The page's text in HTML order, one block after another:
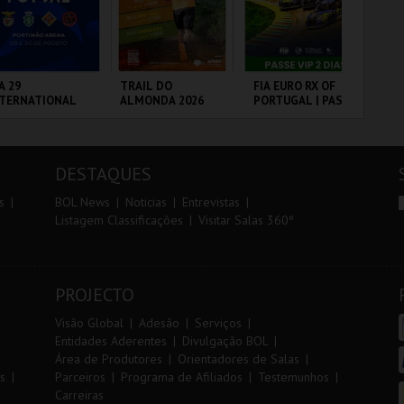
r
o
i
t
29
VS PALMAARENA
MAIS INFO
TRAIL DO
ALMONDA 2026
SERRA DE AIRE
MAIS INFO
FIA EURO RX OF
PORTUGAL | PASSE
CIRCUITO DE
VS
DESTAQUES
BOL News Noticias
Entrevistas
Listagem Classificações
Visitar Salas 360º
PROJECTO
Visão Global Adesão
Serviços
Entidades Aderentes
Divulgação BOL
Área de Produtores
Orientadores de Salas
Parceiros
Programa de Afiliados
Testemunhos
Carreiras